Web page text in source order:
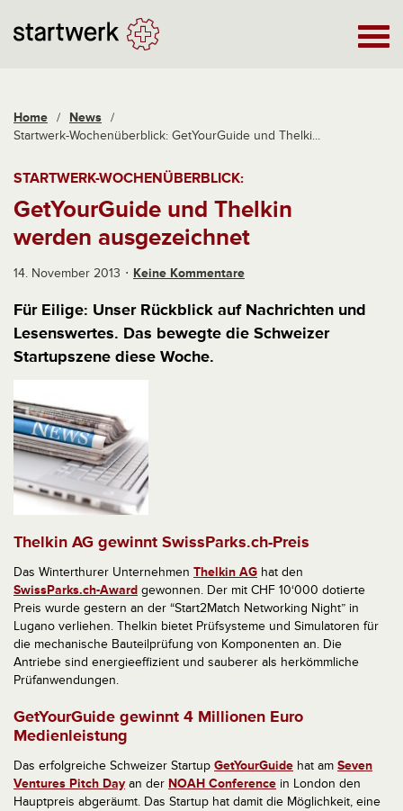
Home / News /
Startwerk-Wochenüberblick: GetYourGuide und Thelki...
STARTWERK-WOCHENÜBERBLICK:
GetYourGuide und Thelkin
werden ausgezeichnet
14. November 2013 Keine Kommentare
Für Eilige: Unser Rückblick auf Nachrichten und
Lesenswertes. Das bewegte die Schweizer
Startupszene diese Woche.
Thelkin AG gewinnt SwissParks.ch-Preis
Das Winterthurer Unternehmen Thelkin AG hat den
SwissParks.ch-Award gewonnen. Der mit CHF 10‘000 dotierte
Preis wurde gestern an der “Start2Match Networking Night” in
Lugano verliehen. Thelkin bietet Prüfsysteme und Simulatoren für
die mechanische Bauteilprüfung von Komponenten an. Die
Antriebe sind energieeffizient und sauberer als herkömmliche
Prüfanwendungen.
GetYourGuide gewinnt 4 Millionen Euro
Medienleistung
Das erfolgreiche Schweizer Startup GetYourGuide hat am Seven
Ventures Pitch Day an der NOAH Conference in London den
Hauptpreis abgeräumt. Das Startup hat damit die Möglichkeit, eine